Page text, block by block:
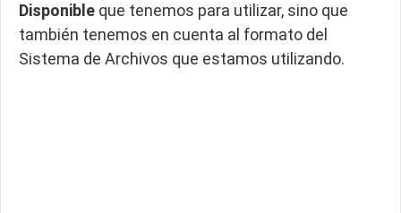
Disponible que tenemos para utilizar, sino que
también tenemos en cuenta al formato del
Sistema de Archivos que estamos utilizando.